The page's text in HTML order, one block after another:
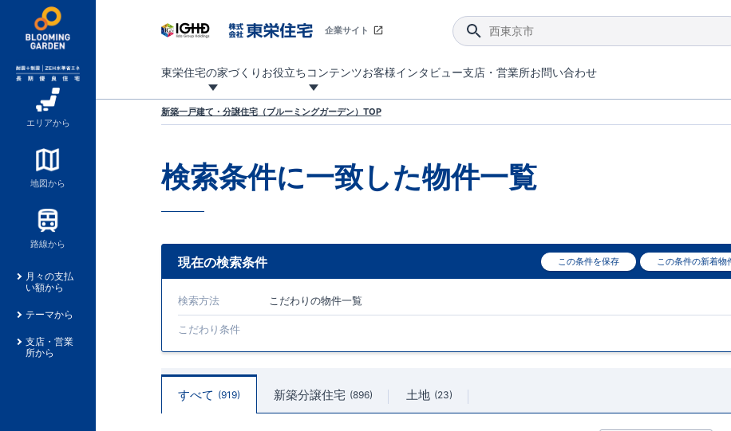
エリアから
地図から
路線から
月々の支払
い額から
テーマから
支店・営業
所から
企業サイト
東栄住宅の家づくり お役立ちコンテンツお客様インタビュー支店・営業所お問い合わせ
新築一戸建て・分譲住宅（ブルーミングガーデン）TOP
検索条件に一致した物件一覧
現在の検索条件 この条件を保存 この条件の新着物
検索方法 こだわりの物件一覧
こだわり条件
すべて 919 新築分譲住宅 896 土地 23